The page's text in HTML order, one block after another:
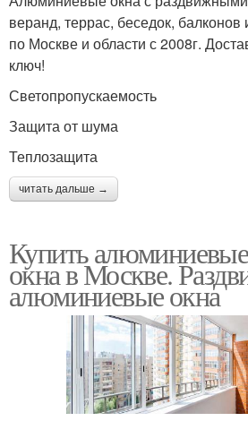
веранд, террас, беседок,
по Москве и области с 2008г.
ключ!
Светопропускаемость
Защита от шума
Теплозащита
читать дальше →
Купить
окна в Москве.
алюминиевые окна